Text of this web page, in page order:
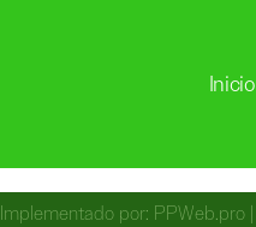
Inicio
Implementado por: PPWeb.pro |